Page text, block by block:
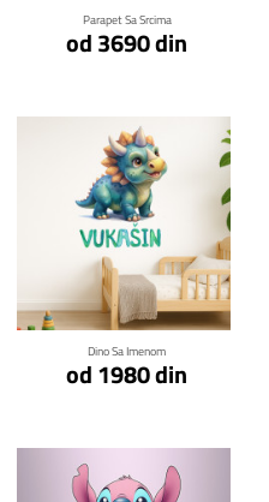
Parapet Sa Srcima
od 3690 din
Dino Sa Imenom
od 1980 din
Klikni za detalje